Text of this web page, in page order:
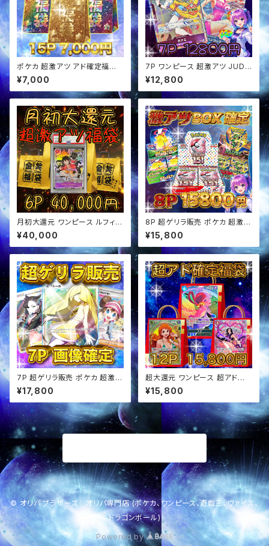
ポケカ 超激アツ アド確定福袋
オリパ
¥7,000
7P ワンピース 超激アツ JUDG
Eプロモ確定 オリパ
¥12,800
月初大還元 ワンピース ルフィ確
定 超アド確定福袋 オリパ
¥40,000
8P 超ゲリラ販売 ポケカ 超激ア
ツ BOX確定 オリパ
¥15,800
7P 超ゲリラ販売 ポケカ 超激ア
ツ 画像確定 オリパ
¥17,800
超大還元 ワンピース 超アド確
定福袋 オリパ
¥15,800
© オリパ ブラザーズ オリパ専門店 (ポケカ、ワンピース、遊戯王、ヴァイス、
ドラゴンボール)
Powered by